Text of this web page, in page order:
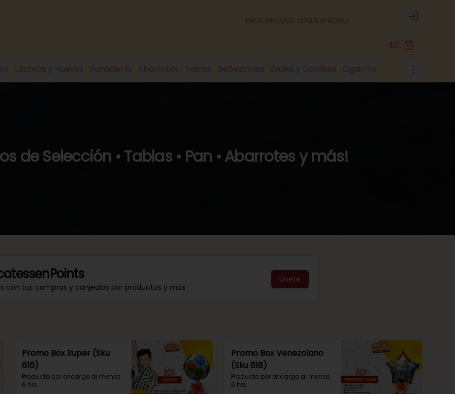
INICIOPRODUCTOSDESPACHO Login
$0
Lácteos y Huevos Panadería Abarrotes Tablas Bebestibles Snaks y Confites Cigarros
de Selección • Tablas • Pan • Abarrotes y más!
con tus compras y canjealos por productos y más
Únete
Promo Box Super (Sku
616)
Producto por encargo al menos
6 hrs.
Promo Box Venezolano
(Sku 618)
Producto por encargo al menos
6 hrs.